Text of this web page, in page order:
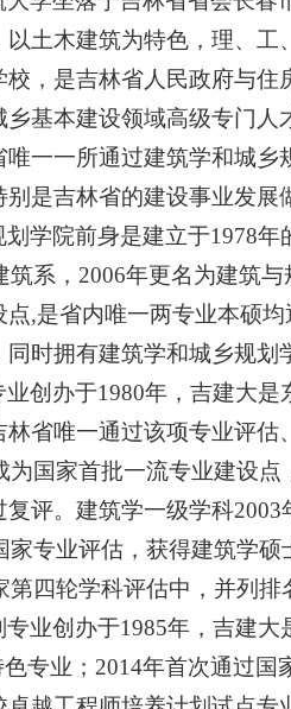
以土木建筑为特色，理、
校，是吉林省人民政府与
基本建设领域高级专门人
唯一一所通过建筑学和城
是吉林省的建设事业发展
学院前身是建立于1978年
筑系，2006年更名为建筑
点,是省内唯一两专业本硕
时拥有建筑学和城乡规划
业创办于1980年，吉建大
林省唯一通过该项专业评
为国家首批一流专业建设
评。建筑学一级学科
家专业评估，获得建筑学
第四轮学科评估中，并列排
专业创办于1985年，吉建
色专业；2014年首次通过